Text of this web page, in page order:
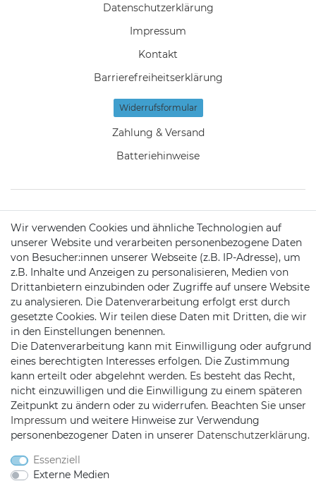
Daten­schutz­erklärung
Impressum
Kontakt
Barrierefreiheitserklärung
Widerrufs­formular
Zahlung & Versand
Batteriehinweise
KONTAKT
Telefon:09721 / 9453362
Mail:info@satshopping.de
Kopenhagenstr. 4
97424 Schweinfurt
Wir verwenden Cookies und ähnliche Technologien auf
unserer Website und verarbeiten personenbezogene Daten
von Besucher:innen unserer Webseite (z.B. IP-Adresse), um
z.B. Inhalte und Anzeigen zu personalisieren, Medien von
Drittanbietern einzubinden oder Zugriffe auf unsere Website
zu analysieren. Die Datenverarbeitung erfolgt erst durch
gesetzte Cookies. Wir teilen diese Daten mit Dritten, die wir
in den Einstellungen benennen.
Die Datenverarbeitung kann mit Einwilligung oder aufgrund
eines berechtigten Interesses erfolgen. Die Zustimmung
kann erteilt oder abgelehnt werden. Es besteht das Recht,
nicht einzuwilligen und die Einwilligung zu einem späteren
Zeitpunkt zu ändern oder zu widerrufen. Beachten Sie unser
Impressum und weitere Hinweise zur Verwendung
personenbezogener Daten in unserer Daten­schutz­erklärung.
Essenziell
Externe Medien